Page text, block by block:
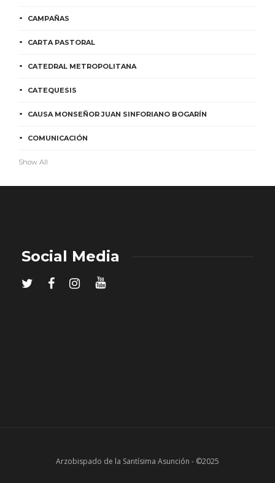
CAMPAÑAS
CARTA PASTORAL
CATEDRAL METROPOLITANA
CATEQUESIS
CAUSA MONSEÑOR JUAN SINFORIANO BOGARÍN
COMUNICACIÓN
Show All
Social Media
Arzobispado de la Santísima Asunción - ©2025